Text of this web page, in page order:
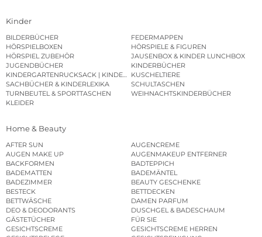
Kinder
BILDERBÜCHER
FEDERMAPPEN
HÖRSPIELBOXEN
HÖRSPIELE & FIGUREN
HÖRSPIEL ZUBEHÖR
JAUSENBOX & KINDER LUNCHBOX
JUGENDBÜCHER
KINDERBÜCHER
KINDERGARTENRUCKSACK | KINDERGARTENBEUTEL
KUSCHELTIERE
SACHBÜCHER & KINDERLEXIKA
SCHULTASCHEN
TURNBEUTEL & SPORTTASCHEN
WEIHNACHTSKINDERBÜCHER
KLEIDER
Home & Beauty
AFTER SUN
AUGENCREME
AUGEN MAKE UP
AUGENMAKEUP ENTFERNER
BACKFORMEN
BADTEPPICH
BADEMATTEN
BADEMÄNTEL
BADEZIMMER
BEAUTY GESCHENKE
BESTECK
BETTDECKEN
BETTWÄSCHE
DAMEN PARFUM
DEO & DEODORANTS
DUSCHGEL & BADESCHAUM
GÄSTETÜCHER
FÜR SIE
GESICHTSCREME
GESICHTSCREME HERREN